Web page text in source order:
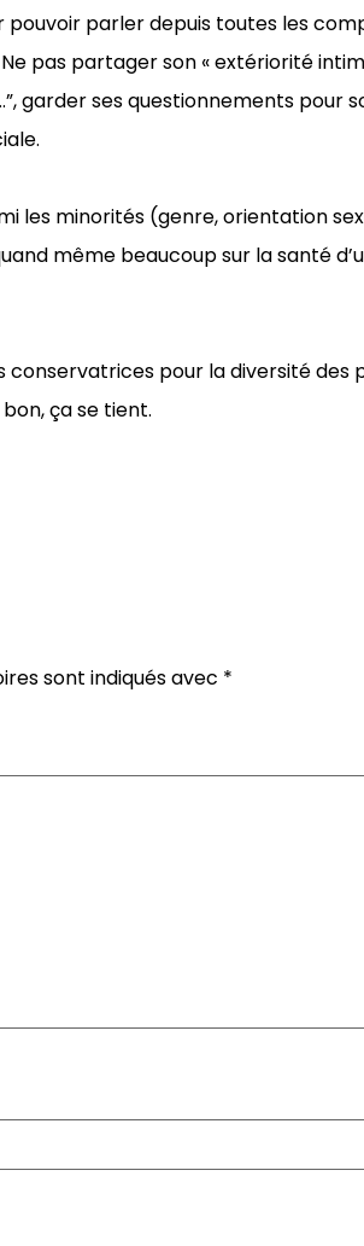
pouvoir parler depuis toutes les
pas partager son « extériorité
garder ses questionnements
les minorités (genre, orientation
même beaucoup sur la santé
pour la diversité des
ça se tient.
sont indiqués avec *